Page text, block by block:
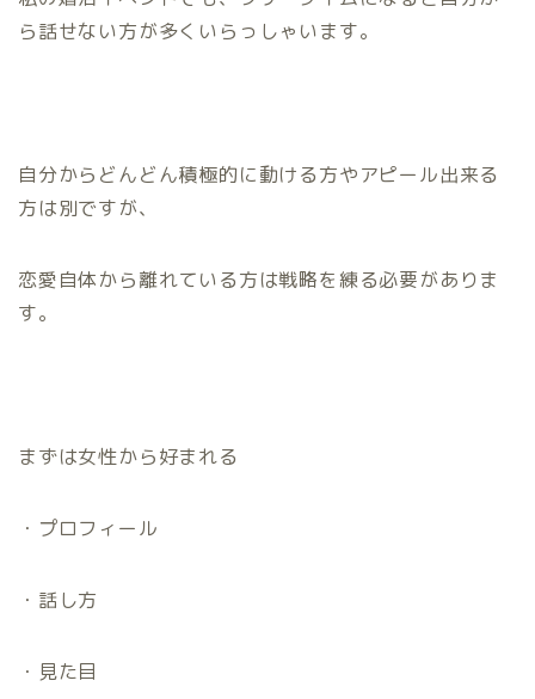
ら話せない方が多くいらっしゃいます。
自分からどんどん積極的に動ける方やアピール出来る
方は別ですが、
恋愛自体から離れている方は戦略を練る必要がありま
す。
まずは女性から好まれる
・プロフィール
・話し方
・見た目